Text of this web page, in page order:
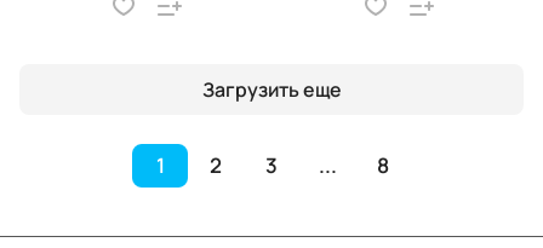
Загрузить еще
1 2 3 ... 8